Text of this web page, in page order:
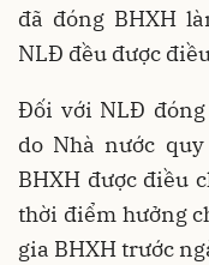
đã đóng BHXH
NLĐ đều được
Đối với NLĐ
do Nhà nước
BHXH được điều
thời điểm hưởng
gia BHXH trước